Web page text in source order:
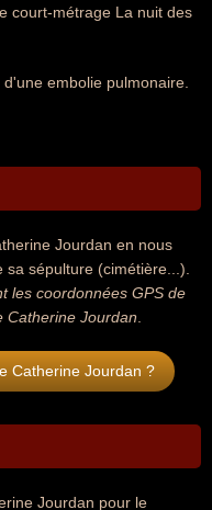
court-métrage La nuit des
embolie pulmonaire.
Jourdan en nous
sépulture (cimétière...).
les coordonnées GPS de
Catherine Jourdan
Catherine Jourdan ?
Jourdan pour le